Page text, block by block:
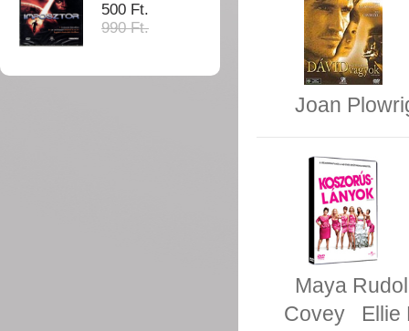
500 Ft.
990 Ft.
Joan
Maya
Covey
Ellie